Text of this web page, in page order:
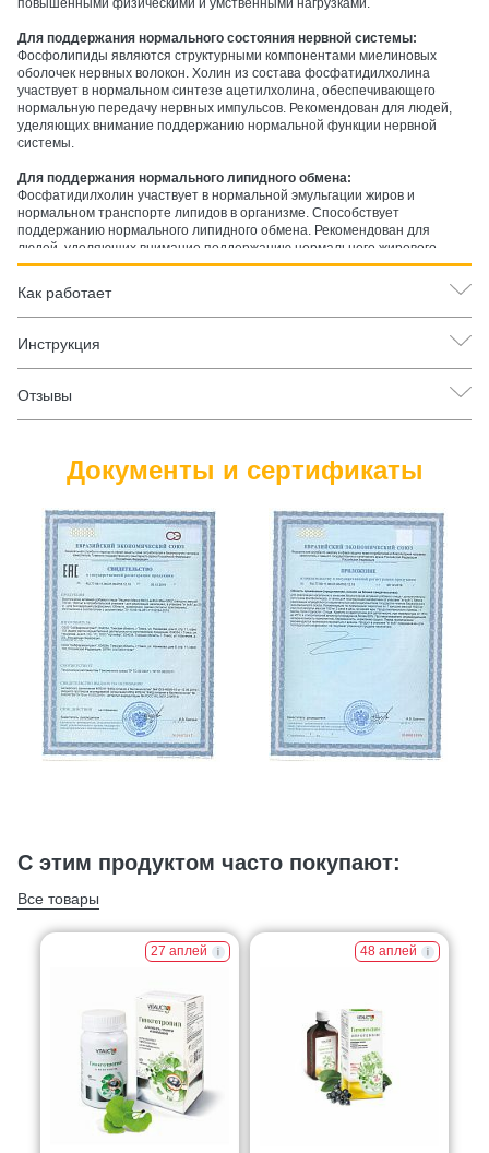
повышенными физическими и умственными нагрузками.
Для поддержания нормального состояния нервной системы:
Фосфолипиды являются структурными компонентами миелиновых
оболочек нервных волокон. Холин из состава фосфатидилхолина
участвует в нормальном синтезе ацетилхолина, обеспечивающего
нормальную передачу нервных импульсов. Рекомендован для людей,
уделяющих внимание поддержанию нормальной функции нервной
системы.
Для поддержания нормального липидного обмена:
Фосфатидилхолин участвует в нормальной эмульгации жиров и
нормальном транспорте липидов в организме. Способствует
поддержанию нормального липидного обмена. Рекомендован для
людей, уделяющих внимание поддержанию нормального жирового
обмена.
Для антиоксидантной защиты клеток:
Антиоксидантный комплекс гриндокс содержит аскорбилпальмитат
(жирорастворимую форму витамина C) и концентрат токоферолов
(витамин E). Обладает антиоксидантными свойствами, защищая
фосфолипиды и клеточные мембраны от окислительного стресса.
Рекомендован для людей, уделяющих внимание антиоксидантной
защите клеток.
Как работает
Инструкция
Отзывы
Документы и сертификаты
С этим продуктом часто покупают:
Все товары
27 аплей 48 аплей